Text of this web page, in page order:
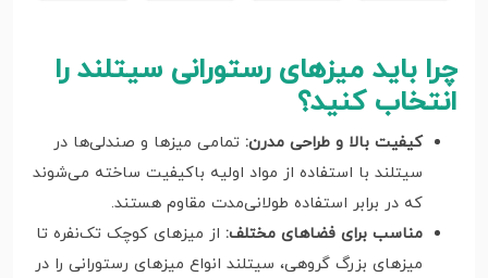
چرا باید میزهای رستورانی سیتلند را
انتخاب کنید؟
کیفیت بالا و طراحی مدرن: تمامی میزها و صندلی‌ها در
سیتلند با استفاده از مواد اولیه باکیفیت ساخته می‌شوند
که در برابر استفاده طولانی‌مدت مقاوم هستند.
مناسب برای فضاهای مختلف: از میزهای کوچک تک‌نفره تا
میزهای بزرگ گروهی، سیتلند انواع میزهای رستورانی را در